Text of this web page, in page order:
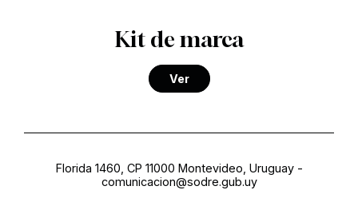
Kit de marca
Ver
Florida 1460, CP 11000 Montevideo, Uruguay-
comunicacion@sodre.gub.uy